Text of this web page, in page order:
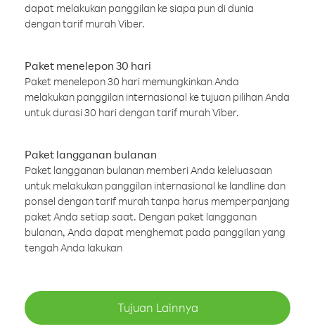
dapat melakukan panggilan ke siapa pun di dunia
dengan tarif murah Viber.
Paket menelepon 30 hari
Paket menelepon 30 hari memungkinkan Anda
melakukan panggilan internasional ke tujuan pilihan Anda
untuk durasi 30 hari dengan tarif murah Viber.
Paket langganan bulanan
Paket langganan bulanan memberi Anda keleluasaan
untuk melakukan panggilan internasional ke landline dan
ponsel dengan tarif murah tanpa harus memperpanjang
paket Anda setiap saat. Dengan paket langganan
bulanan, Anda dapat menghemat pada panggilan yang
tengah Anda lakukan
Tujuan Lainnya